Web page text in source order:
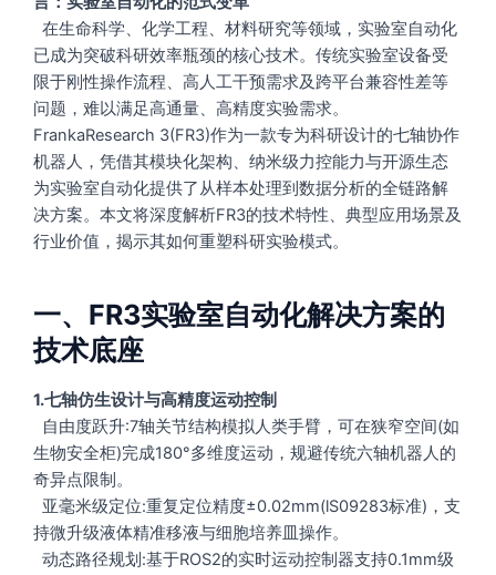
在生命科学、化学工程、材料研究等领域，实验室自动化
已成为突破科研效率瓶颈的核心技术。传统实验室设备受
限于刚性操作流程、高人工干预需求及跨平台兼容性差等
问题，难以满足高通量、高精度实验需求。
FrankaResearch 3(FR3)作为一款专为科研设计的七轴协作
机器人，凭借其模块化架构、纳米级力控能力与开源生态
为实验室自动化提供了从样本处理到数据分析的全链路解
决方案。本文将深度解析FR3的技术特性、典型应用场景及
行业价值，揭示其如何重塑科研实验模式。
一、FR3实验室自动化解决方案的
技术底座
1.七轴仿生设计与高精度运动控制
自由度跃升:7轴关节结构模拟人类手臂，可在狭窄空间(如
生物安全柜)完成180°多维度运动，规避传统六轴机器人的
奇异点限制。
亚毫米级定位:重复定位精度±0.02mm(lS09283标准)，支
持微升级液体精准移液与细胞培养皿操作。
动态路径规划:基于ROS2的实时运动控制器支持0.1mm级